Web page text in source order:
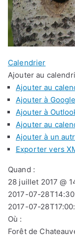
Calendrier
Ajouter au
Ajouter au
Ajouter à Google
Ajouter à
Ajouter au
Ajouter à un
Exporter vers
Quand :
28 juillet 2017 @
2017-07-
2017-07-
Où :
Forêt de